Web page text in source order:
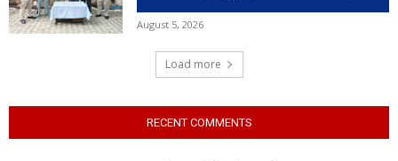
August 5, 2026
Load more
RECENT COMMENTS